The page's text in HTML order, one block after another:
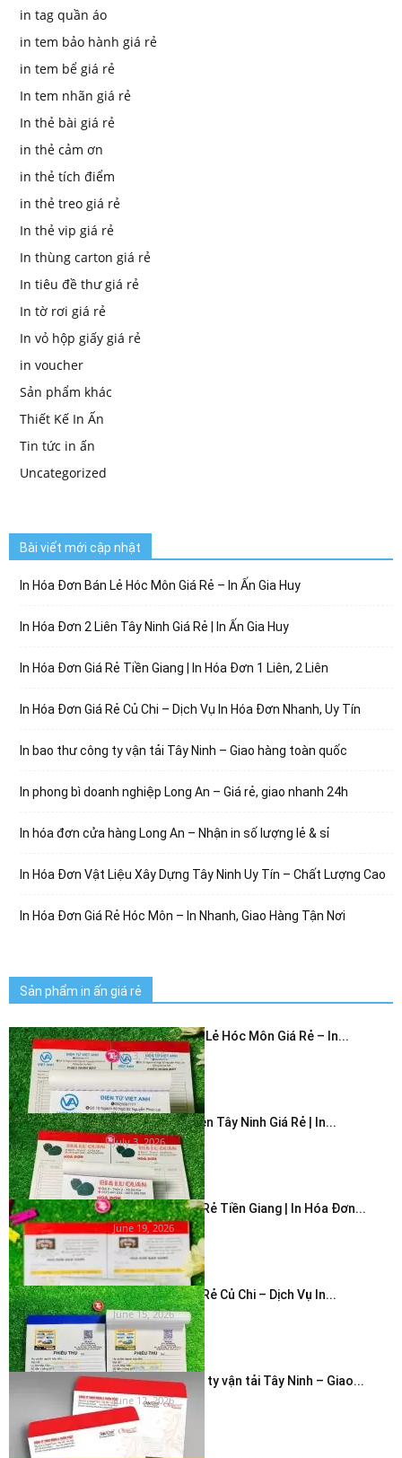
in tag quần áo
in tem bảo hành giá rẻ
in tem bể giá rẻ
In tem nhãn giá rẻ
In thẻ bài giá rẻ
in thẻ cảm ơn
in thẻ tích điểm
in thẻ treo giá rẻ
In thẻ vip giá rẻ
In thùng carton giá rẻ
In tiêu đề thư giá rẻ
In tờ rơi giá rẻ
In vỏ hộp giấy giá rẻ
in voucher
Sản phẩm khác
Thiết Kế In Ấn
Tin tức in ấn
Uncategorized
Bài viết mới cập nhật
In Hóa Đơn Bán Lẻ Hóc Môn Giá Rẻ – In Ấn Gia Huy
In Hóa Đơn 2 Liên Tây Ninh Giá Rẻ | In Ấn Gia Huy
In Hóa Đơn Giá Rẻ Tiền Giang | In Hóa Đơn 1 Liên, 2 Liên
In Hóa Đơn Giá Rẻ Củ Chi – Dịch Vụ In Hóa Đơn Nhanh, Uy Tín
In bao thư công ty vận tải Tây Ninh – Giao hàng toàn quốc
In phong bì doanh nghiệp Long An – Giá rẻ, giao nhanh 24h
In hóa đơn cửa hàng Long An – Nhận in số lượng lẻ & sỉ
In Hóa Đơn Vật Liệu Xây Dựng Tây Ninh Uy Tín – Chất Lượng Cao
In Hóa Đơn Giá Rẻ Hóc Môn – In Nhanh, Giao Hàng Tận Nơi
Sản phẩm in ấn giá rẻ
In Hóa Đơn Bán Lẻ Hóc Môn Giá Rẻ – In...
July 3, 2026
In Hóa Đơn 2 Liên Tây Ninh Giá Rẻ | In...
July 3, 2026
In Hóa Đơn Giá Rẻ Tiền Giang | In Hóa Đơn...
June 19, 2026
In Hóa Đơn Giá Rẻ Củ Chi – Dịch Vụ In...
June 15, 2026
In bao thư công ty vận tải Tây Ninh – Giao...
June 12, 2026